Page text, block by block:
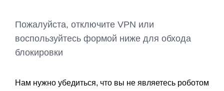
Пожалуйста, отключите VPN или
воспользуйтесь формой ниже для обхода
блокировки
Нам нужно убедиться, что вы не являетесь роботом